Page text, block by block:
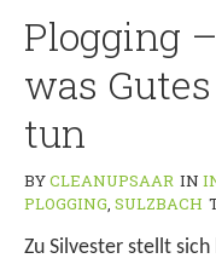
Plogging
was
tun
BYCLEANUPSAAR IN
PLOGGING, SULZBACH
Zu Silvester stellt